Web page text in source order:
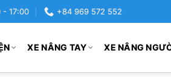
- 17:00 +84 969 572 552
XE NÂNG TAY XE NÂNG